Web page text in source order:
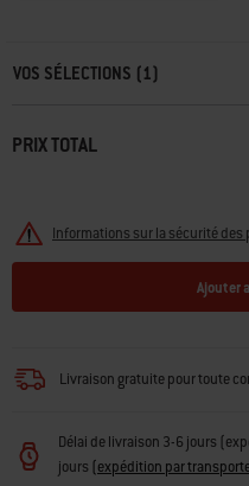
VOS SÉLECTIONS (1)
PRIX TOTAL
Informations sur la sécurité des
Ajouter
Livraison gratuite pour toute
Délai de livraison 3-6 jours
jours (expédition par